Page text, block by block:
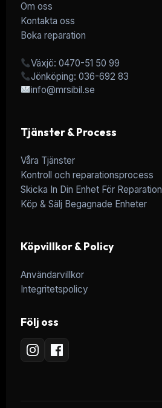
Om oss
Kontakta oss
Boka reparation
Växjö: 0470-51 50 99
Jönköping: 036-692 83
info@mrsibil.se
Tjänster & Process
Våra Tjänster
Kontroll och reparationsprocess
Skicka In Din Enhet För Reparation
Köp & Sälj Begagnade Enheter
Köpvillkor & Policy
Användarvillkor
Integritetspolicy
Följ oss